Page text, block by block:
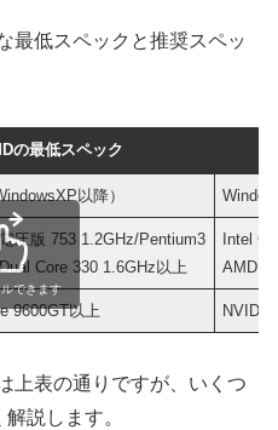
最低スペックと推奨スペッ
の最低スペック
以降）
圧版 753 1.2GHz/Pentium3
Core 330 1.6GHz以上
Intel
AMD
9600GT以上
できます
上表の通りですが、いくつ
説します。